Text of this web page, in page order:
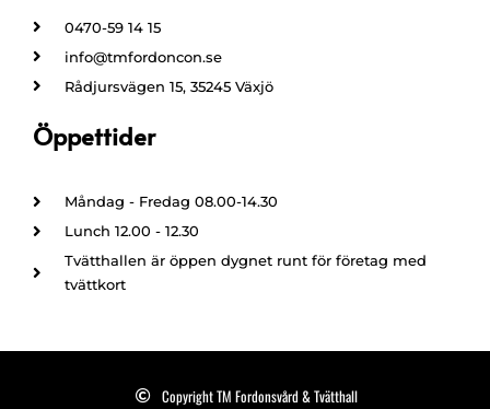
0470-59 14 15
info@tmfordoncon.se
Rådjursvägen 15, 35245 Växjö
Öppettider
Måndag - Fredag 08.00-14.30
Lunch 12.00 - 12.30
Tvätthallen är öppen dygnet runt för företag med
tvättkort
Copyright TM Fordonsvård & Tvätthall